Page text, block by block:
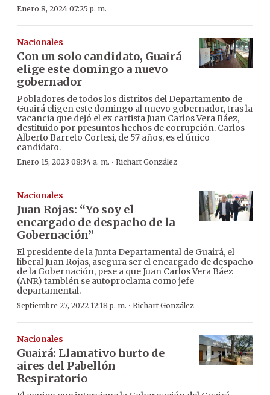
Enero 8, 2024 07:25 p. m.
Nacionales
Con un solo candidato, Guairá
elige este domingo a nuevo
gobernador
Pobladores de todos los distritos del Departamento de
Guairá eligen este domingo al nuevo gobernador, tras la
vacancia que dejó el ex cartista Juan Carlos Vera Báez,
destituido por presuntos hechos de corrupción. Carlos
Alberto Barreto Cortesi, de 57 años, es el único
candidato.
Enero 15, 2023 08:34 a. m. · Richart González
Nacionales
Juan Rojas: “Yo soy el
encargado de despacho de la
Gobernación”
El presidente de la Junta Departamental de Guairá, el
liberal Juan Rojas, asegura ser el encargado de despacho
de la Gobernación, pese a que Juan Carlos Vera Báez
(ANR) también se autoproclama como jefe
departamental.
Septiembre 27, 2022 12:18 p. m. · Richart González
Nacionales
Guairá: Llamativo hurto de
aires del Pabellón
Respiratorio